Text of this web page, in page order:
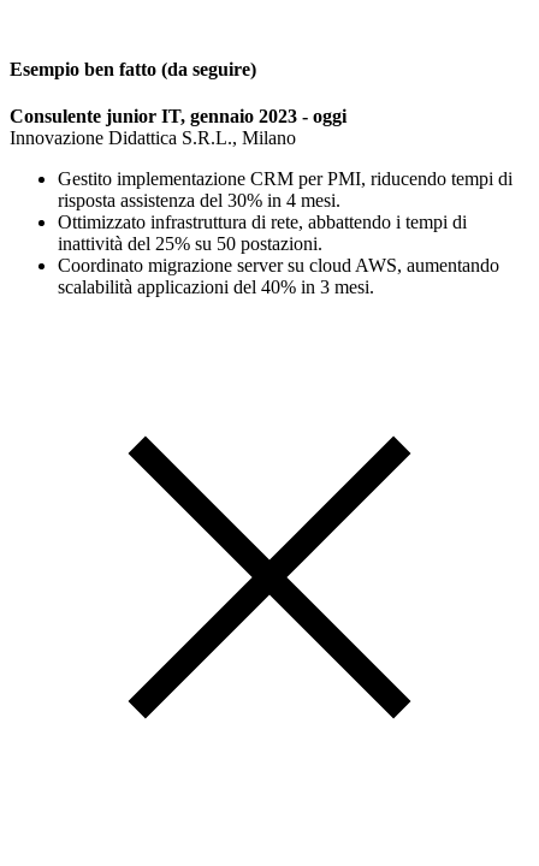
Esempio ben fatto (da seguire)
Consulente junior IT, gennaio 2023 - oggi
Innovazione Didattica S.R.L., Milano
Gestito implementazione CRM per PMI, riducendo tempi di
risposta assistenza del 30% in 4 mesi.
Ottimizzato infrastruttura di rete, abbattendo i tempi di
inattività del 25% su 50 postazioni.
Coordinato migrazione server su cloud AWS, aumentando
scalabilità applicazioni del 40% in 3 mesi.